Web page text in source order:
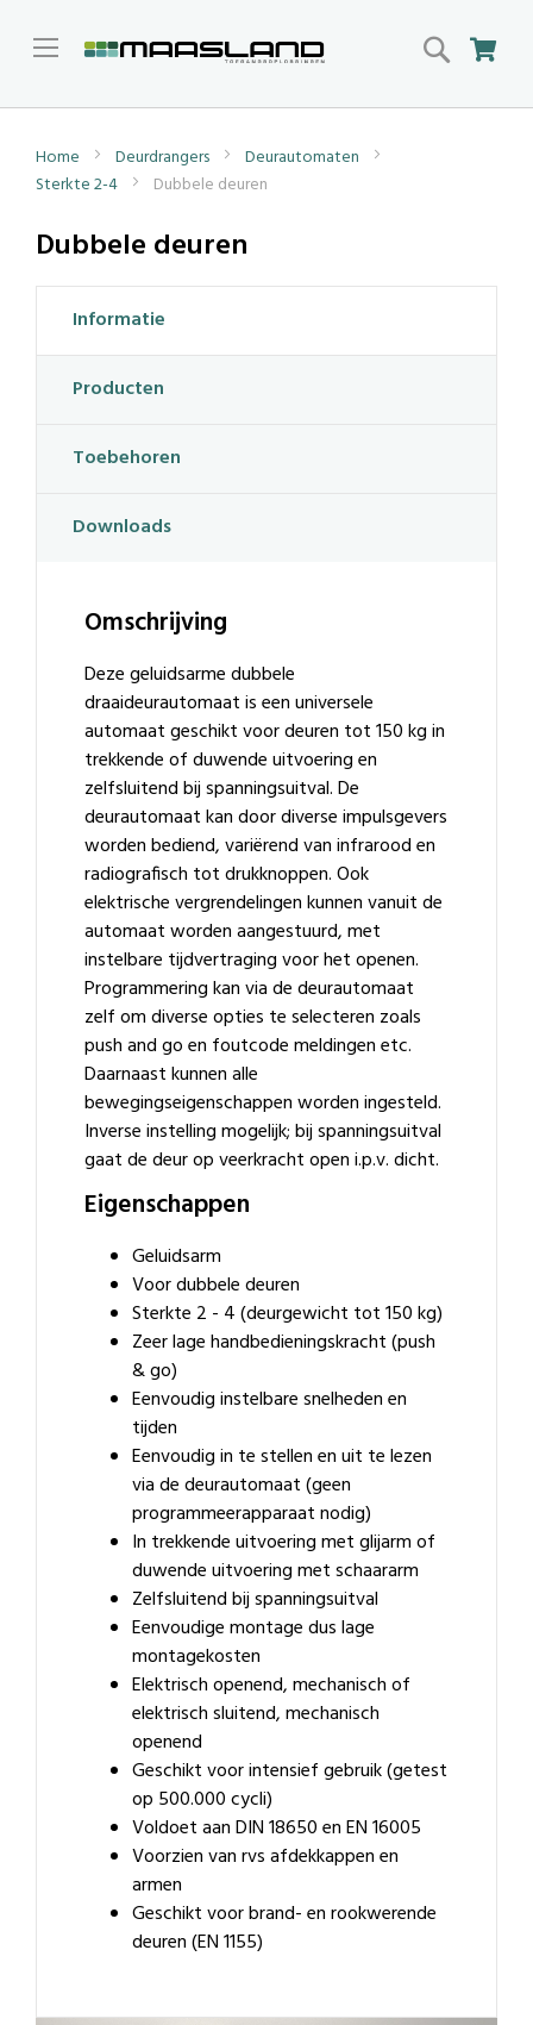
Search
Home Deurdrangers
Deurautomaten
Sterkte 2-4
Dubbele deuren
Dubbele deuren
Informatie
Producten
Toebehoren
Downloads
Omschrijving
Deze geluidsarme dubbele
draaideurautomaat is een universele
automaat geschikt voor deuren tot 150 kg in
trekkende of duwende uitvoering en
zelfsluitend bij spanningsuitval. De
deurautomaat kan door diverse impulsgevers
worden bediend, variërend van infrarood en
radiografisch tot drukknoppen. Ook
elektrische vergrendelingen kunnen vanuit de
automaat worden aangestuurd, met
instelbare tijdvertraging voor het openen.
Programmering kan via de deurautomaat
zelf om diverse opties te selecteren zoals
push and go en foutcode meldingen etc.
Daarnaast kunnen alle
bewegingseigenschappen worden ingesteld.
Inverse instelling mogelijk; bij spanningsuitval
gaat de deur op veerkracht open i.p.v. dicht.
Eigenschappen
Geluidsarm
Voor dubbele deuren
Sterkte 2 - 4 (deurgewicht tot 150 kg)
Zeer lage handbedieningskracht (push
& go)
Eenvoudig instelbare snelheden en
tijden
Eenvoudig in te stellen en uit te lezen
via de deurautomaat (geen
programmeerapparaat nodig)
In trekkende uitvoering met glijarm of
duwende uitvoering met schaararm
Zelfsluitend bij spanningsuitval
Eenvoudige montage dus lage
montagekosten
Elektrisch openend, mechanisch of
elektrisch sluitend, mechanisch
openend
Geschikt voor intensief gebruik (getest
op 500.000 cycli)
Voldoet aan DIN 18650 en EN 16005
Voorzien van rvs afdekkappen en
armen
Geschikt voor brand- en rookwerende
deuren (EN 1155)